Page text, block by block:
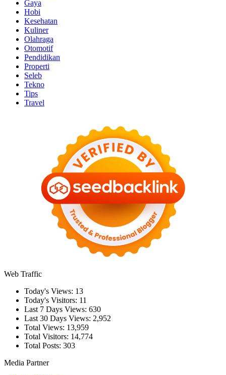
Gaya
Hobi
Kesehatan
Kuliner
Olahraga
Otomotif
Pendidikan
Properti
Seleb
Tekno
Tips
Travel
Web Traffic
Today's Views: 13
Today's Visitors: 11
Last 7 Days Views: 630
Last 30 Days Views: 2,952
Total Views: 13,959
Total Visitors: 14,774
Total Posts: 303
Media Partner